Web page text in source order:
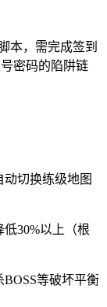
本，需完成签到
密码的陷阱链
切换练级地图
30%以上（根
等破坏平衡